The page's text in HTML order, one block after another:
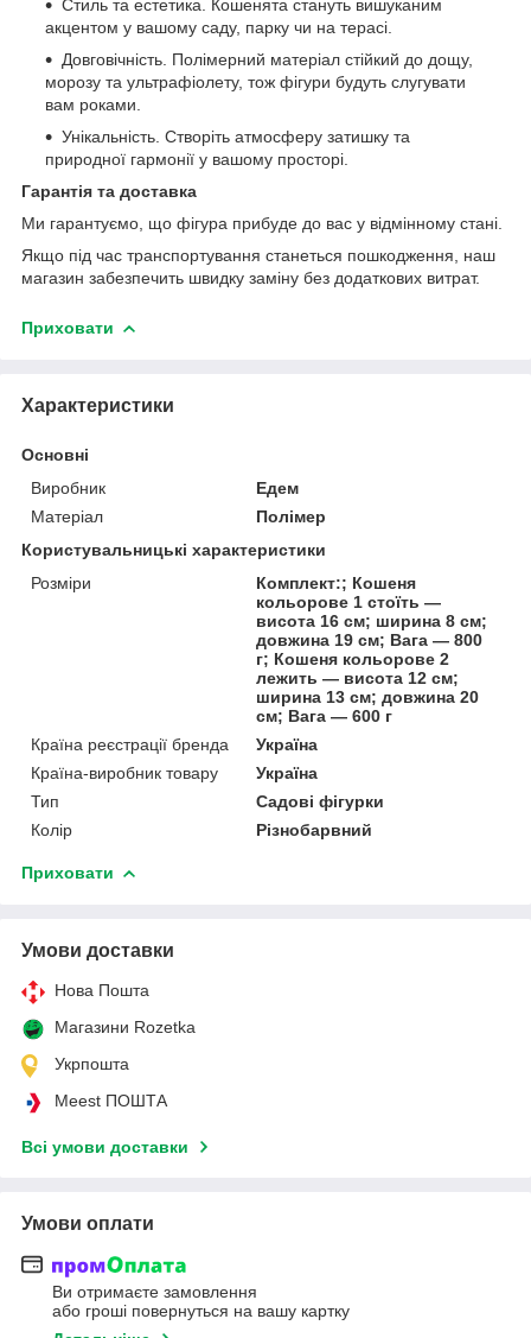
Стиль та естетика. Кошенята стануть вишуканим
акцентом у вашому саду, парку чи на терасі.
Довговічність. Полімерний матеріал стійкий до дощу,
морозу та ультрафіолету, тож фігури будуть слугувати
вам роками.
Унікальність. Створіть атмосферу затишку та
природної гармонії у вашому просторі.
Гарантія та доставка
Ми гарантуємо, що фігура прибуде до вас у відмінному стані.
Якщо під час транспортування станеться пошкодження, наш
магазин забезпечить швидку заміну без додаткових витрат.
Приховати
Характеристики
Основні
Виробник
Едем
Матеріал
Полімер
Користувальницькі характеристики
Розміри
Комплект:; Кошеня
кольорове 1 стоїть —
висота 16 см; ширина 8 см;
довжина 19 см; Вага — 800
г; Кошеня кольорове 2
лежить — висота 12 см;
ширина 13 см; довжина 20
см; Вага — 600 г
Країна реєстрації бренда
Україна
Країна-виробник товару
Україна
Тип
Садові фігурки
Колір
Різнобарвний
Приховати
Умови доставки
Нова Пошта
Магазини Rozetka
Укрпошта
Meest ПОШТА
Всі умови доставки
Умови оплати
Ви отримаєте замовлення
або гроші повернуться на вашу картку